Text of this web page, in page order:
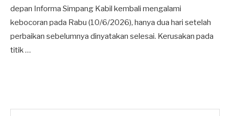
depan Informa Simpang Kabil kembali mengalami
kebocoran pada Rabu (10/6/2026), hanya dua hari setelah
perbaikan sebelumnya dinyatakan selesai. Kerusakan pada
titik …